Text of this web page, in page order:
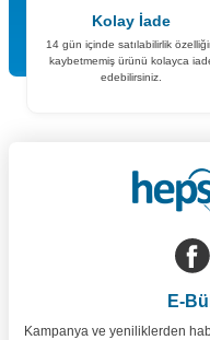
Kolay İade
14 gün içinde satılabilirlik
kaybetmemiş ürünü kolayca
edebilirsiniz.
E-
Kampanya ve yeniliklerden